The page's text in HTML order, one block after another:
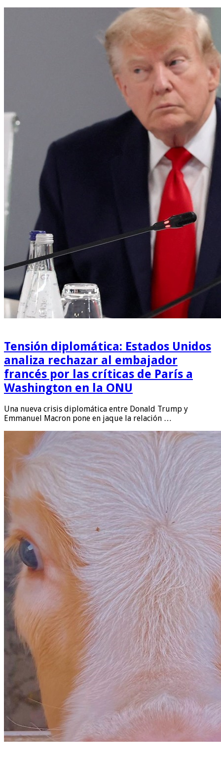
Tensión diplomática: Estados Unidos
analiza rechazar al embajador
francés por las críticas de París a
Washington en la ONU
Una nueva crisis diplomática entre Donald Trump y
Emmanuel Macron pone en jaque la relación …